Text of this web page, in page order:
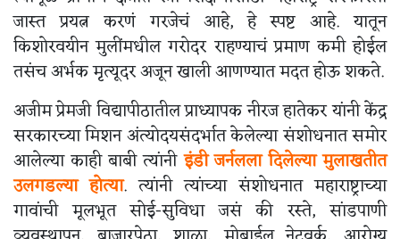
जास्त प्रयत्न करणं गरजेचं आहे, हे स्पष्ट आहे. यातून
किशोरवयीन मुलींमधील गरोदर राहण्याचं प्रमाण कमी होईल
तसंच अर्भक मृत्यूदर अजून खाली आणण्यात मदत होऊ शकते.
अजीम प्रेमजी विद्यापीठातील प्राध्यापक नीरज हातेकर यांनी केंद्र
सरकारच्या मिशन अंत्योदयसंदर्भात केलेल्या संशोधनात समोर
आलेल्या काही बाबी त्यांनीइंडी जर्नलला दिलेल्या मुलाखतीत
उलगडल्या होत्या. त्यांनी त्यांच्या संशोधनात महाराष्ट्राच्या
गावांची मूलभूत सोई-सुविधा जसं की रस्ते, सांडपाणी